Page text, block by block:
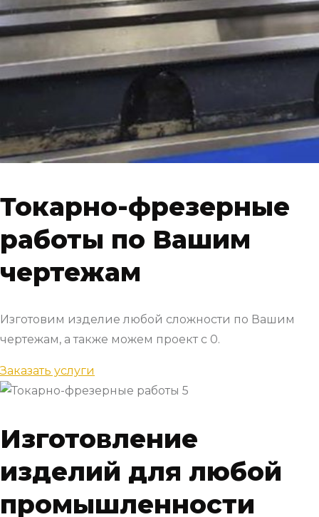
Токарно-фрезерные
работы по Вашим
чертежам
Изготовим изделие любой сложности по Вашим
чертежам, а также можем проект с 0.
Заказать услуги
Изготовление
изделий для любой
промышленности